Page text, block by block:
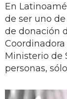
En
de ser uno
de donación
Ministerio de
personas,